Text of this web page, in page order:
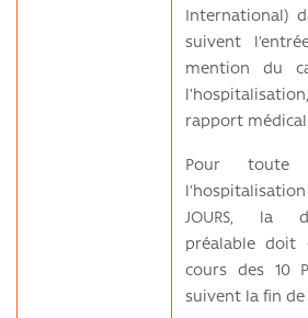
International)
suivent
mention du
rapport
Pour toute
JOURS, la
préalable doit
cours des 10
suivent la fin